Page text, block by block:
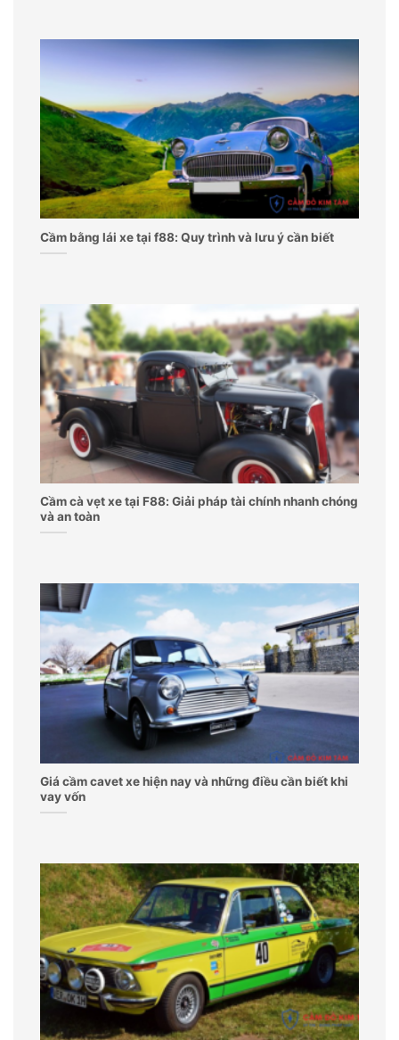
Cầm bằng lái xe tại f88: Quy trình và lưu ý cần biết
Cầm cà vẹt xe tại F88: Giải pháp tài chính nhanh chóng
và an toàn
Giá cầm cavet xe hiện nay và những điều cần biết khi
vay vốn